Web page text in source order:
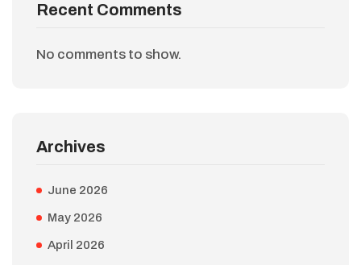
Recent Comments
No comments to show.
Archives
June 2026
May 2026
April 2026